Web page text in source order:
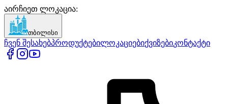
აირჩიეთ ლოკაცია:
თბილისი
ჩვენ შესახებპროდუქტებილოკაციებიქვიზებიკონტაქტი